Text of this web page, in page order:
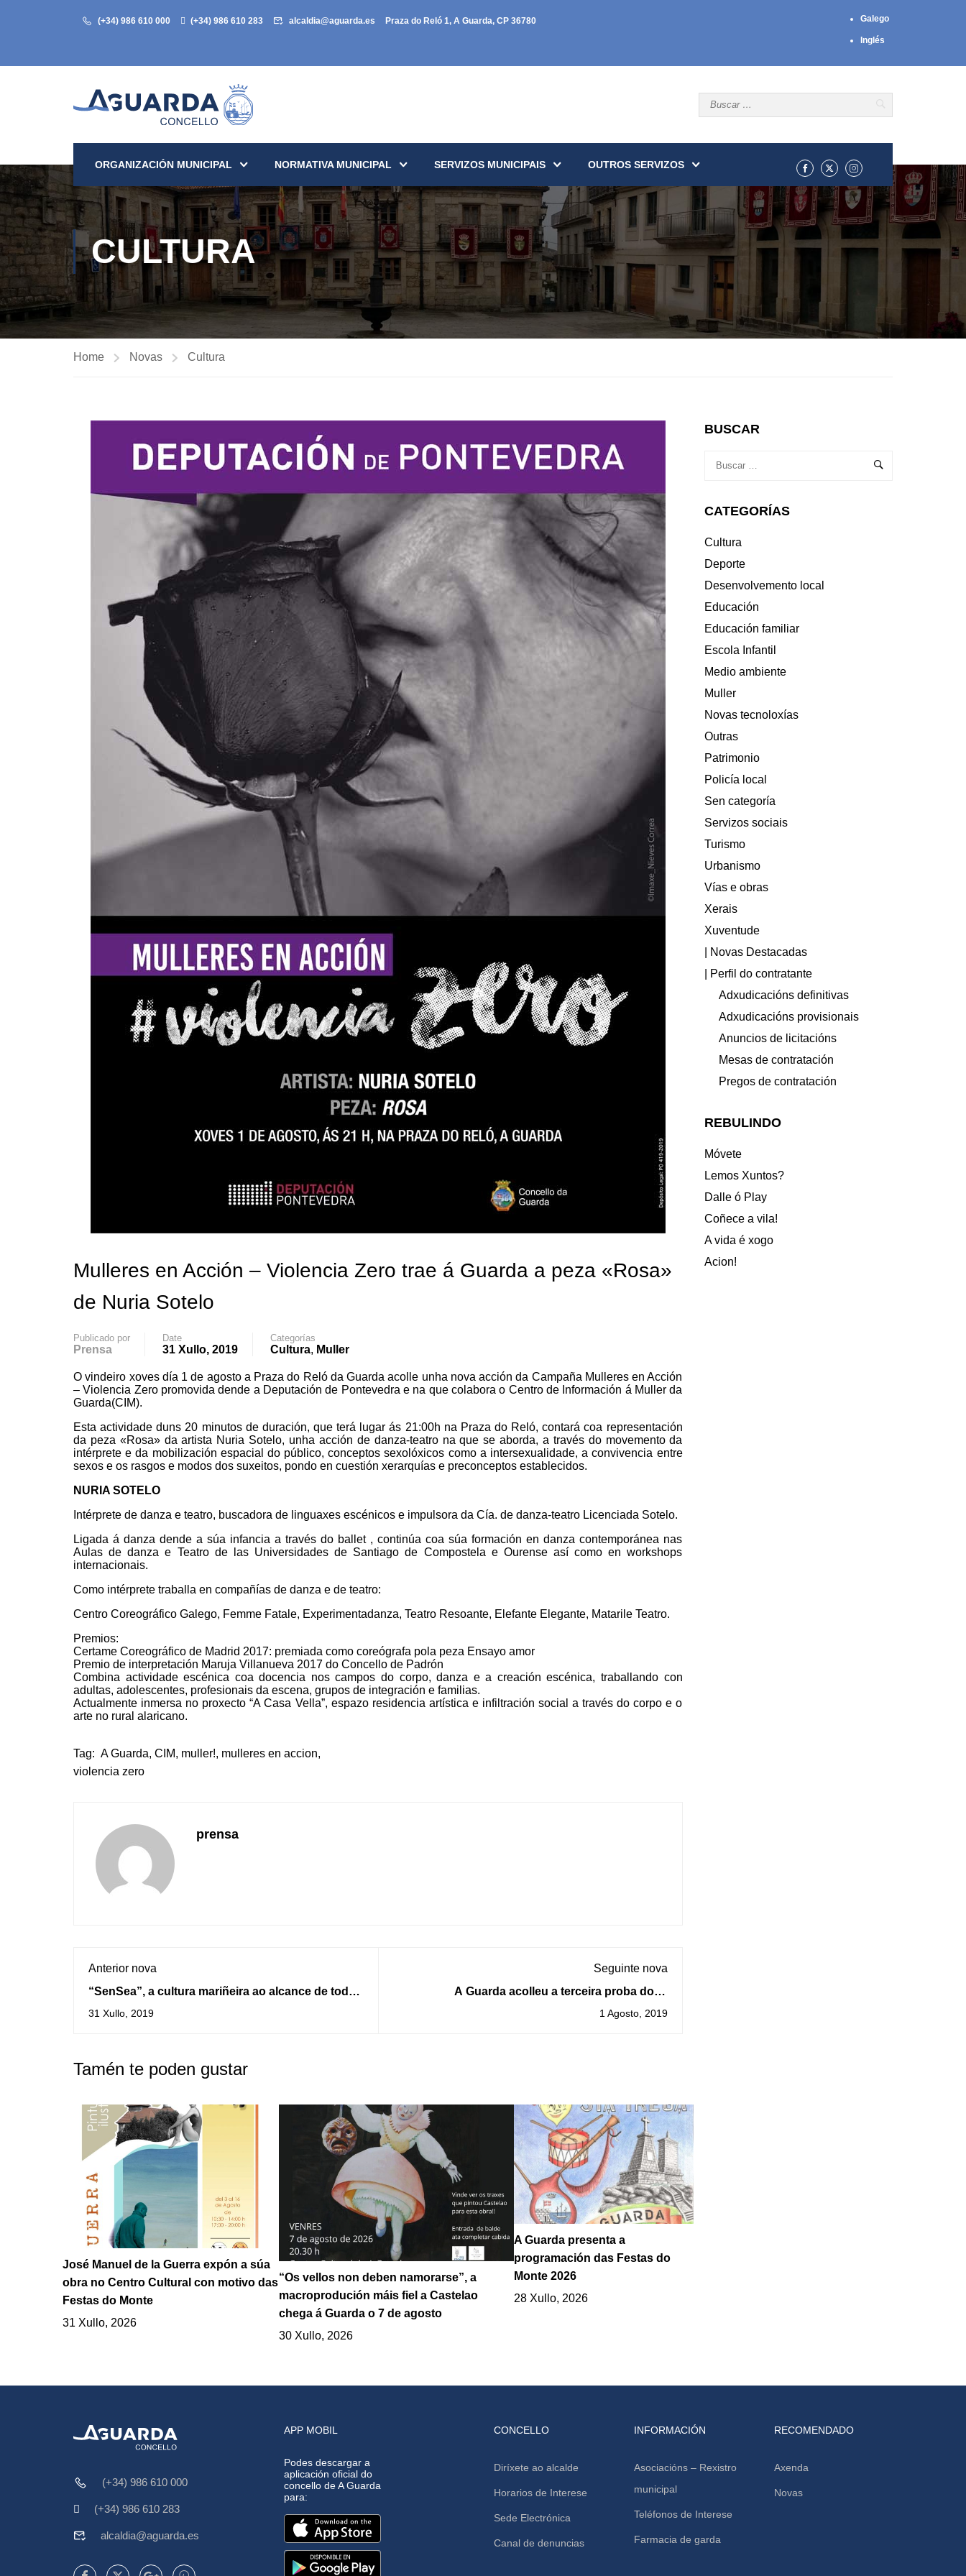
(+34) 986 610 000 (+34) 986 610 283 alcaldia@aguarda.es Praza do Reló 1, A Guarda, CP 36780 Galego
Inglés
ORGANIZACIÓN MUNICIPAL NORMATIVA MUNICIPAL SERVIZOS MUNICIPAIS OUTROS SERVIZOS
CULTURA
Home Novas Cultura
Mulleres en Acción – Violencia Zero trae á Guarda a peza «Rosa»
de Nuria Sotelo
Publicado por
Prensa
Date
31 Xullo, 2019
Categorías
Cultura, Muller
O vindeiro xoves día 1 de agosto a Praza do Reló da Guarda acolle unha nova acción da Campaña Mulleres en Acción
– Violencia Zero promovida dende a Deputación de Pontevedra e na que colabora o Centro de Información á Muller da
Guarda(CIM).
Esta actividade duns 20 minutos de duración, que terá lugar ás 21:00h na Praza do Reló, contará coa representación
da peza «Rosa» da artista Nuria Sotelo, unha acción de danza-teatro na que se aborda, a través do movemento da
intérprete e da mobilización espacial do público, conceptos sexolóxicos como a intersexualidade, a convivencia entre
sexos e os rasgos e modos dos suxeitos, pondo en cuestión xerarquías e preconceptos establecidos.
NURIA SOTELO
Intérprete de danza e teatro, buscadora de linguaxes escénicos e impulsora da Cía. de danza-teatro Licenciada Sotelo.
Ligada á danza dende a súa infancia a través do ballet , continúa coa súa formación en danza contemporánea nas
Aulas de danza e Teatro de las Universidades de Santiago de Compostela e Ourense así como en workshops
internacionais.
Como intérprete traballa en compañías de danza e de teatro:
Centro Coreográfico Galego, Femme Fatale, Experimentadanza, Teatro Resoante, Elefante Elegante, Matarile Teatro.
Premios:
Certame Coreográfico de Madrid 2017: premiada como coreógrafa pola peza Ensayo amor
Premio de interpretación Maruja Villanueva 2017 do Concello de Padrón
Combina actividade escénica coa docencia nos campos do corpo, danza e a creación escénica, traballando con
adultas, adolescentes, profesionais da escena, grupos de integración e familias.
Actualmente inmersa no proxecto “A Casa Vella”, espazo residencia artística e infiltración social a través do corpo e o
arte no rural alaricano.
Tag: A Guarda, CIM, muller!, mulleres en accion,
violencia zero
prensa
Anterior nova
“SenSea”, a cultura mariñeira ao alcance de todos
os públicos
31 Xullo, 2019
Seguinte nova
A Guarda acolleu a terceira proba do IV
Campionato Galego inclusivo
1 Agosto, 2019
Tamén te poden gustar
José Manuel de la Guerra expón a súa
obra no Centro Cultural con motivo das
Festas do Monte
31 Xullo, 2026
“Os vellos non deben namorarse”, a
macroprodución máis fiel a Castelao
chega á Guarda o 7 de agosto
30 Xullo, 2026
A Guarda presenta a
programación das Festas do
Monte 2026
28 Xullo, 2026
BUSCAR
CATEGORÍAS
Cultura
Deporte
Desenvolvemento local
Educación
Educación familiar
Escola Infantil
Medio ambiente
Muller
Novas tecnoloxías
Outras
Patrimonio
Policía local
Sen categoría
Servizos sociais
Turismo
Urbanismo
Vías e obras
Xerais
Xuventude
| Novas Destacadas
| Perfil do contratante
Adxudicacións definitivas
Adxudicacións provisionais
Anuncios de licitacións
Mesas de contratación
Pregos de contratación
REBULINDO
Móvete
Lemos Xuntos?
Dalle ó Play
Coñece a vila!
A vida é xogo
Acion!
(+34) 986 610 000
(+34) 986 610 283
alcaldia@aguarda.es
APP MOBIL
Podes descargar a
aplicación oficial do
concello de A Guarda
para:
CONCELLO
Diríxete ao alcalde
Horarios de Interese
Sede Electrónica
Canal de denuncias
INFORMACIÓN
Asociacións – Rexistro
municipal
Teléfonos de Interese
Farmacia de garda
RECOMENDADO
Axenda
Novas